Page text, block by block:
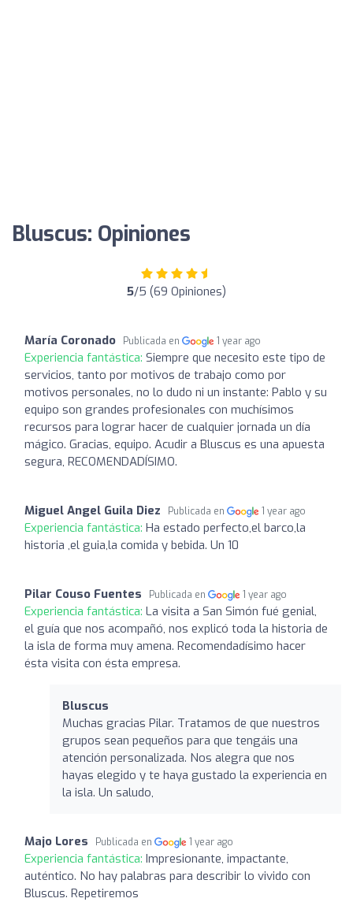
Bluscus: Opiniones
5/5 (69 Opiniones)
María Coronado Publicada en 1 year ago
Experiencia fantástica: Siempre que necesito este tipo de
servicios, tanto por motivos de trabajo como por
motivos personales, no lo dudo ni un instante: Pablo y su
equipo son grandes profesionales con muchísimos
recursos para lograr hacer de cualquier jornada un día
mágico. Gracias, equipo. Acudir a Bluscus es una apuesta
segura, RECOMENDADÍSIMO.
Miguel Angel Guila Diez Publicada en 1 year ago
Experiencia fantástica: Ha estado perfecto,el barco,la
historia ,el guia,la comida y bebida. Un 10
Pilar Couso Fuentes Publicada en 1 year ago
Experiencia fantástica: La visita a San Simón fué genial,
el guía que nos acompañó, nos explicó toda la historia de
la isla de forma muy amena. Recomendadísimo hacer
ésta visita con ésta empresa.
Bluscus
Muchas gracias Pilar. Tratamos de que nuestros
grupos sean pequeños para que tengáis una
atención personalizada. Nos alegra que nos
hayas elegido y te haya gustado la experiencia en
la isla. Un saludo,
Majo Lores Publicada en 1 year ago
Experiencia fantástica: Impresionante, impactante,
auténtico. No hay palabras para describir lo vivido con
Bluscus. Repetiremos